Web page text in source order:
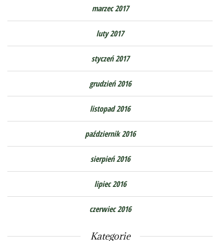
marzec 2017
luty 2017
styczeń 2017
grudzień 2016
listopad 2016
październik 2016
sierpień 2016
lipiec 2016
czerwiec 2016
Kategorie